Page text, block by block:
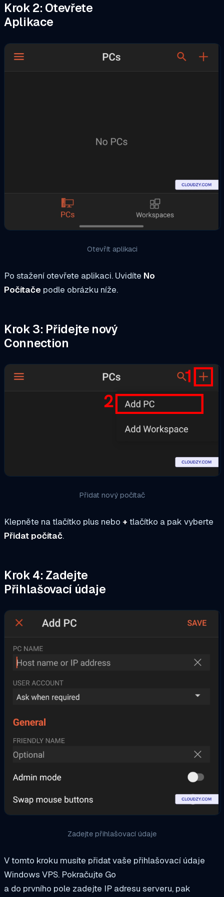
Krok 2: Otevřete
Aplikace
Otevřít aplikaci
Po stažení otevřete aplikaci. Uvidíte No
Počítače podle obrázku níže.
Krok 3: Přidejte nový
Connection
Přidat nový počítač
Klepněte na tlačítko plus nebo + tlačítko a pak vyberte
Přidat počítač.
Krok 4: Zadejte
Přihlašovací údaje
Zadejte přihlašovací údaje
V tomto kroku musíte přidat vaše přihlašovací údaje
Windows VPS. Pokračujte Go
a do prvního pole zadejte IP adresu serveru, pak